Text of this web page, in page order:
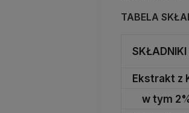
TABELA
Ekstrakt z
w tym